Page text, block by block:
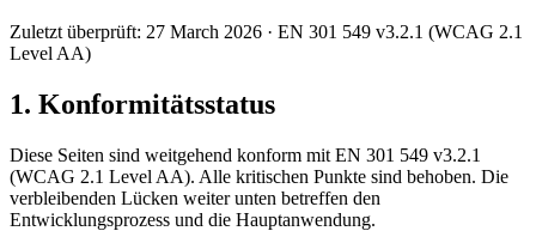
Zuletzt überprüft: 27 March 2026 · EN 301 549 v3.2.1 (WCAG 2.1
Level AA)
1. Konformitätsstatus
Diese Seiten sind weitgehend konform mit EN 301 549 v3.2.1
(WCAG 2.1 Level AA). Alle kritischen Punkte sind behoben. Die
verbleibenden Lücken weiter unten betreffen den
Entwicklungsprozess und die Hauptanwendung.